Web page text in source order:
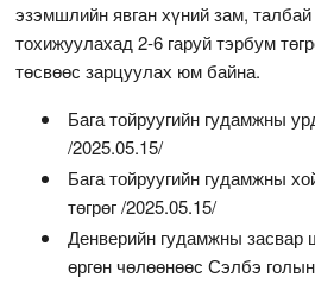
эзэмшлийн явган хүний зам, талбай
тохижуулахад 2-6 гаруй тэрбум
төсвөөс зарцуулах юм байна.
Бага тойруугийн гудамжны
/2025.05.15/
Бага тойруугийн гудамжны
төгрөг /2025.05.15/
Денверийн гудамжны засвар
өргөн чөлөөнөөс Сэлбэ